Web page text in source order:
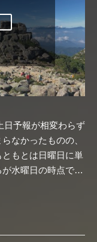
日予報が相変わらず
なかったものの、
もとは日曜日に単
が水曜日の時点で…